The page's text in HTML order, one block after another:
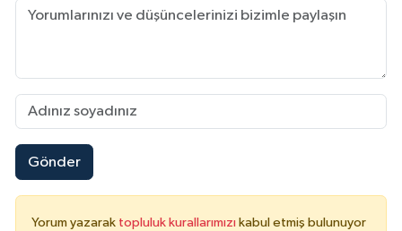
Gönder
Yorum yazarak topluluk kurallarımızı kabul etmiş bulunuyor